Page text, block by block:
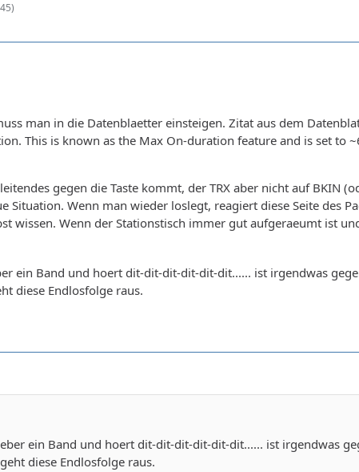
)
man in die Datenblaetter einsteigen. Zitat aus dem
This is known as the Max On-duration feature and is set to
gegen die Taste kommt, der TRX aber nicht auf BKIN
Situation. Wenn man wieder loslegt, reagiert diese Seite des
wissen. Wenn der Stationstisch immer gut aufgeraeumt ist
ein Band und hoert dit-dit-dit-dit-dit-dit...... ist irgendwas
diese Endlosfolge raus.
ein Band und hoert dit-dit-dit-dit-dit-dit...... ist irgendwas
diese Endlosfolge raus.